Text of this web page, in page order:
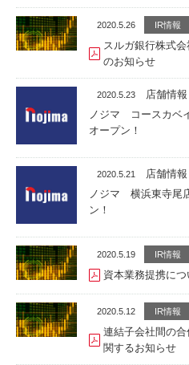
2020.5.26 IR情報
スルガ銀行株式
のお知らせ
2020.5.23
店舗情報
ノジマ コースカベ
オープン！
2020.5.21
店舗情報
ノジマ 横浜東寺尾
ン！
2020.5.19 IR情報
資本業務提携につ
2020.5.12 IR情報
連結子会社間の
関するお知らせ